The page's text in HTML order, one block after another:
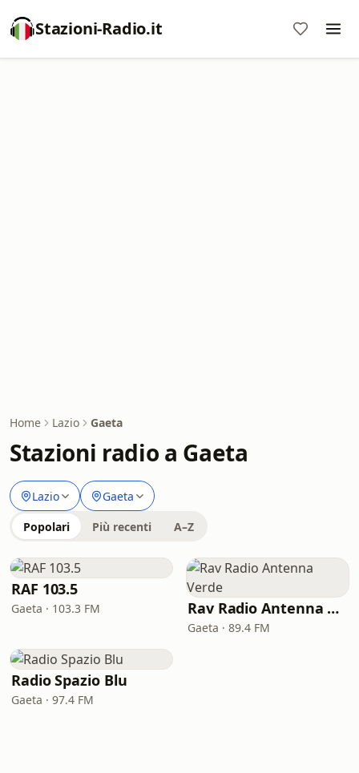
Stazioni-Radio.it
Home Lazio Gaeta
Stazioni radio a Gaeta
Lazio Gaeta
Popolari Più recenti A–Z
RAF 103.5
Gaeta · 103.3 FM Rav Radio Antenna Verde
Gaeta · 89.4 FM
Radio Spazio Blu
Gaeta · 97.4 FM